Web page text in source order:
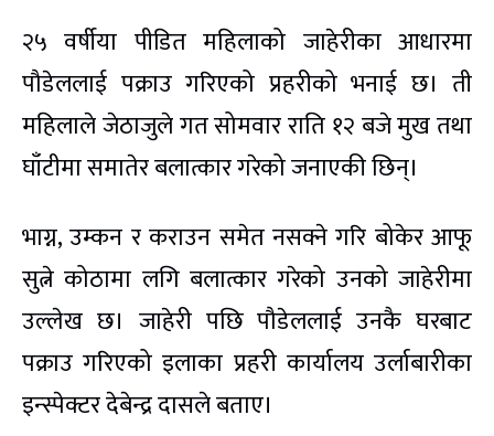
२५ वर्षीया पीडित महिलाको जाहेरीका आधारमा
पौडेललाई पक्राउ गरिएको प्रहरीको भनाई छ। ती
महिलाले जेठाजुले गत सोमवार राति १२ बजे मुख तथा
घाँटीमा समातेर बलात्कार गरेको जनाएकी छिन्।
भाग्न, उम्कन र कराउन समेत नसक्ने गरि बोकेर आफू
सुत्ने कोठामा लगि बलात्कार गरेको उनको जाहेरीमा
उल्लेख छ। जाहेरी पछि पौडेललाई उनकै घरबाट
पक्राउ गरिएको इलाका प्रहरी कार्यालय उर्लाबारीका
इन्स्पेक्टर देबेन्द्र दासले बताए।